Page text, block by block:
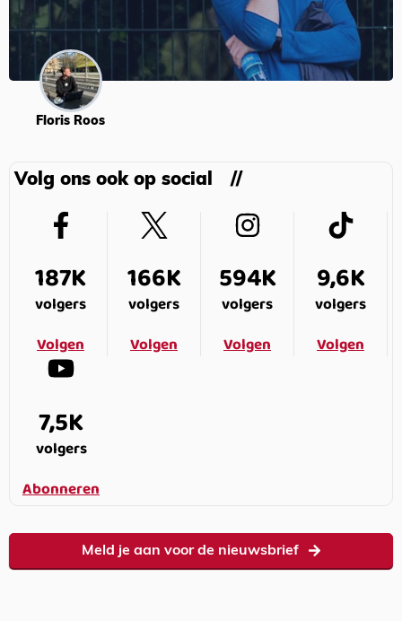
Floris Roos
Volg ons ook op social
187K
volgers
Volgen
166K
volgers
Volgen
594K
volgers
Volgen
9,6K
volgers
Volgen
7,5K
volgers
Abonneren
Meld je aan voor de nieuwsbrief